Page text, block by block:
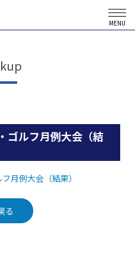
MENU
ゴルフ月例大会（結
月例大会（結果）
る